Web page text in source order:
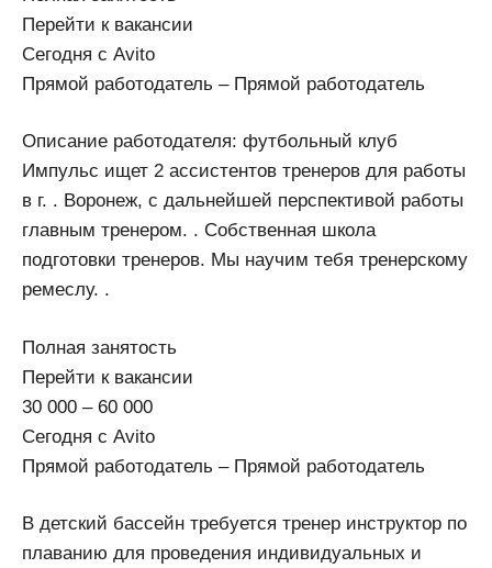
Перейти к вакансии
Сегодня с Avito
Прямой работодатель – Прямой работодатель
Описание работодателя: футбольный клуб
Импульс ищет 2 ассистентов тренеров для работы
в г. . Воронеж, с дальнейшей перспективой работы
главным тренером. . Собственная школа
подготовки тренеров. Мы научим тебя тренерскому
ремеслу. .
Полная занятость
Перейти к вакансии
30 000 – 60 000
Сегодня с Avito
Прямой работодатель – Прямой работодатель
В детский бассейн требуется тренер инструктор по
плаванию для проведения индивидуальных и